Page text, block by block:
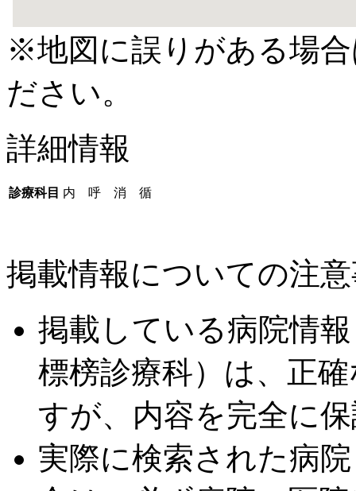
※地図に誤りがある場
ださい。
詳細情報
診療科目 内 呼 消 循
掲載情報についての注
掲載している病院情
標榜診療科）は、正
すが、内容を完全に
実際に検索された病